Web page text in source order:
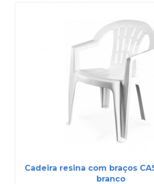
Cadeira resina com braços
branco